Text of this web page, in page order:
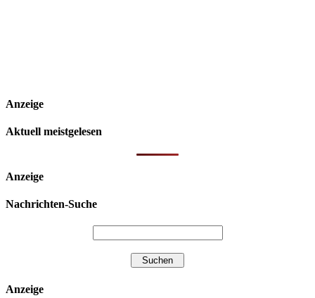
Anzeige
Aktuell meistgelesen
Anzeige
Nachrichten-Suche
Anzeige